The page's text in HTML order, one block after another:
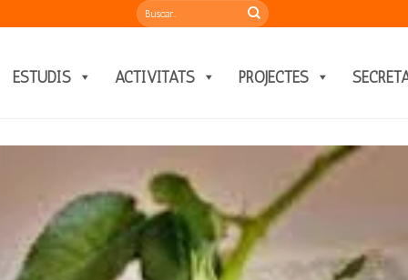
ESTUDIS ACTIVITATS PROJECTES